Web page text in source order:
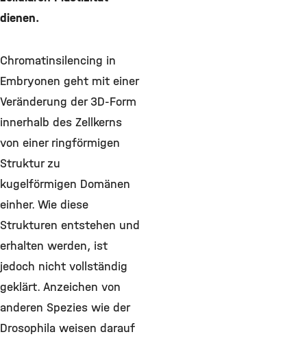
dienen.
Chromatinsilencing in
Embryonen geht mit einer
Veränderung der 3D-Form
innerhalb des Zellkerns
von einer ringförmigen
Struktur zu
kugelförmigen Domänen
einher. Wie diese
Strukturen entstehen und
erhalten werden, ist
jedoch nicht vollständig
geklärt. Anzeichen von
anderen Spezies wie der
Drosophila weisen darauf